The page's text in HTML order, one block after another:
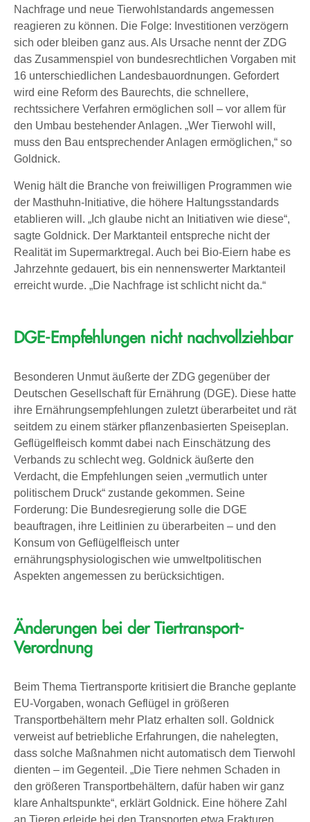
Nachfrage und neue Tierwohlstandards angemessen
reagieren zu können. Die Folge: Investitionen verzögern
sich oder bleiben ganz aus. Als Ursache nennt der ZDG
das Zusammenspiel von bundesrechtlichen Vorgaben mit
16 unterschiedlichen Landesbauordnungen. Gefordert
wird eine Reform des Baurechts, die schnellere,
rechtssichere Verfahren ermöglichen soll – vor allem für
den Umbau bestehender Anlagen. „Wer Tierwohl will,
muss den Bau entsprechender Anlagen ermöglichen,“ so
Goldnick.
Wenig hält die Branche von freiwilligen Programmen wie
der Masthuhn-Initiative, die höhere Haltungsstandards
etablieren will. „Ich glaube nicht an Initiativen wie diese“,
sagte Goldnick. Der Marktanteil entspreche nicht der
Realität im Supermarktregal. Auch bei Bio-Eiern habe es
Jahrzehnte gedauert, bis ein nennenswerter Marktanteil
erreicht wurde. „Die Nachfrage ist schlicht nicht da.“
DGE-Empfehlungen nicht nachvollziehbar
Besonderen Unmut äußerte der ZDG gegenüber der
Deutschen Gesellschaft für Ernährung (DGE). Diese hatte
ihre Ernährungsempfehlungen zuletzt überarbeitet und rät
seitdem zu einem stärker pflanzenbasierten Speiseplan.
Geflügelfleisch kommt dabei nach Einschätzung des
Verbands zu schlecht weg. Goldnick äußerte den
Verdacht, die Empfehlungen seien „vermutlich unter
politischem Druck“ zustande gekommen. Seine
Forderung: Die Bundesregierung solle die DGE
beauftragen, ihre Leitlinien zu überarbeiten – und den
Konsum von Geflügelfleisch unter
ernährungsphysiologischen wie umweltpolitischen
Aspekten angemessen zu berücksichtigen.
Änderungen bei der Tiertransport-
Verordnung
Beim Thema Tiertransporte kritisiert die Branche geplante
EU-Vorgaben, wonach Geflügel in größeren
Transportbehältern mehr Platz erhalten soll. Goldnick
verweist auf betriebliche Erfahrungen, die nahelegten,
dass solche Maßnahmen nicht automatisch dem Tierwohl
dienten – im Gegenteil. „Die Tiere nehmen Schaden in
den größeren Transportbehältern, dafür haben wir ganz
klare Anhaltspunkte“, erklärt Goldnick. Eine höhere Zahl